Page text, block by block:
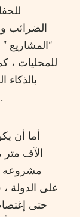
الضرائب
“المشاريع
للمحليات ،
الآف متر
مشروعه
على الدولة ،
حتى